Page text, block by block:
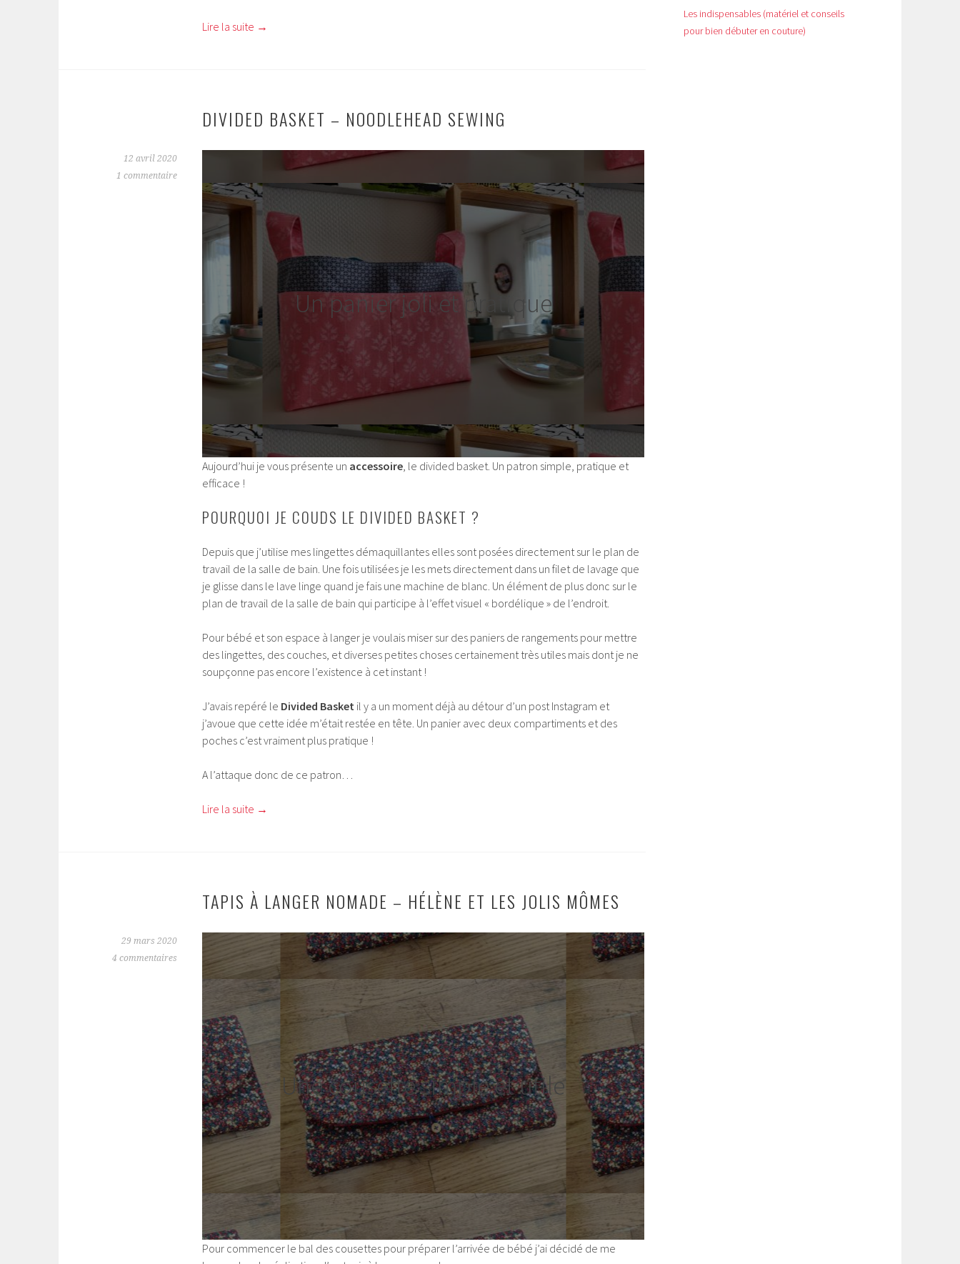
Lire la suite →
DIVIDED BASKET – NOODLEHEAD SEWING
12 avril 2020
1 commentaire
Un panier joli et pratique
Aujourd’hui je vous présente un accessoire, le divided basket. Un patron simple, pratique et
efficace !
POURQUOI JE COUDS LE DIVIDED BASKET ?
Depuis que j’utilise mes lingettes démaquillantes elles sont posées directement sur le plan de
travail de la salle de bain. Une fois utilisées je les mets directement dans un filet de lavage que
je glisse dans le lave linge quand je fais une machine de blanc. Un élément de plus donc sur le
plan de travail de la salle de bain qui participe à l’effet visuel « bordélique » de l’endroit.
Pour bébé et son espace à langer je voulais miser sur des paniers de rangements pour mettre
des lingettes, des couches, et diverses petites choses certainement très utiles mais dont je ne
soupçonne pas encore l’existence à cet instant !
J’avais repéré le Divided Basket il y a un moment déjà au détour d’un post Instagram et
j’avoue que cette idée m’était restée en tête. Un panier avec deux compartiments et des
poches c’est vraiment plus pratique !
A l’attaque donc de ce patron…
Lire la suite →
TAPIS À LANGER NOMADE – HÉLÈNE ET LES JOLIS MÔMES
29 mars 2020
4 commentaires
Une cousette simple et utile
Pour commencer le bal des cousettes pour préparer l’arrivée de bébé j’ai décidé de me
Les indispensables (matériel et conseils
pour bien débuter en couture)